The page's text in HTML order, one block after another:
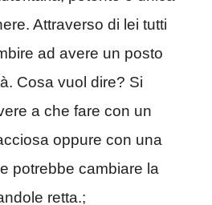
Attraverso di lei tutti
ad avere un posto
Cosa vuol dire? Si
a che fare con un
oppure con una
potrebbe cambiare la
retta.;